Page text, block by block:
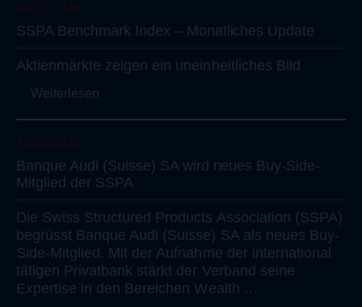
08.07.2026
SSPA Benchmark Index – Monatliches Update
Aktienmärkte zeigen ein uneinheitliches Bild
Weiterlesen
10.06.2026
Banque Audi (Suisse) SA wird neues Buy-Side-
Mitglied der SSPA
Die Swiss Structured Products Association (SSPA)
begrüsst Banque Audi (Suisse) SA als neues Buy-
Side-Mitglied. Mit der Aufnahme der international
tätigen Privatbank stärkt der Verband seine
Expertise in den BereichenWealth …